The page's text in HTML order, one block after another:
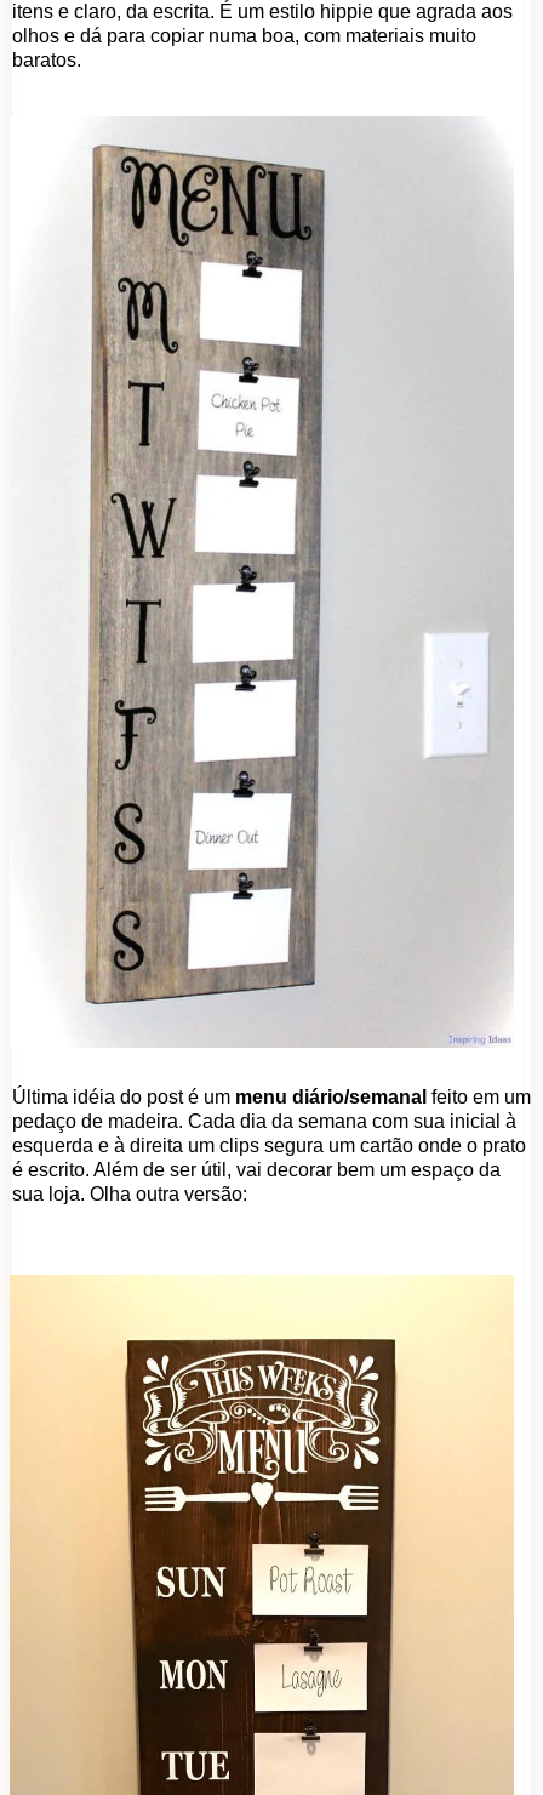
itens e claro, da escrita. É um estilo hippie que agrada aos
olhos e dá para copiar numa boa, com materiais muito
baratos.
Última idéia do post é um menu diário/semanal feito em um
pedaço de madeira. Cada dia da semana com sua inicial à
esquerda e à direita um clips segura um cartão onde o prato
é escrito. Além de ser útil, vai decorar bem um espaço da
sua loja. Olha outra versão: